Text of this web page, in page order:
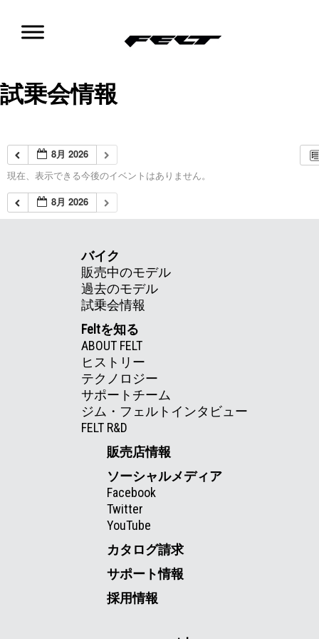
ン
へ
移
試乗会情報
8月 2026
現在、表示できる今後のイベントはありません。
8月 2026
バイク
販売中のモデル
過去のモデル
試乗会情報
Feltを知る
ABOUT FELT
ヒストリー
テクノロジー
サポートチーム
ジム・フェルトインタビュー
FELT R&D
販売店情報
ソーシャルメディア
Facebook
Twitter
YouTube
カタログ請求
サポート情報
採用情報